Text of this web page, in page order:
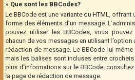
» Que sont les BBCodes?
Le BBCode est une variante du HTML, offrant
forme des éléments d’un message.
pouvez utiliser les BBCodes, vous
chacun de vos messages en utilisant
rédaction de message. Le BBCode lui-
mais les balises sont incluses entre
plus d’informations sur le BBCode,
la page de rédaction de message.